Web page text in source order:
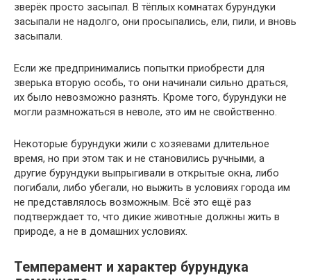
зверёк просто засыпал. В тёплых комнатах бурундуки
засыпали не надолго, они просыпались, ели, пили, и вновь
засыпали.
Если же предпринимались попытки приобрести для
зверька вторую особь, то они начинали сильно драться,
их было невозможно разнять. Кроме того, бурундуки не
могли размножаться в неволе, это им не свойственно.
Некоторые бурундуки жили с хозяевами длительное
время, но при этом так и не становились ручными, а
другие бурундуки выпрыгивали в открытые окна, либо
погибали, либо убегали, но выжить в условиях города им
не представлялось возможным. Всё это ещё раз
подтверждает то, что дикие животные должны жить в
природе, а не в домашних условиях.
Темперамент и характер бурундука